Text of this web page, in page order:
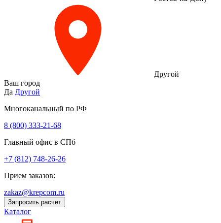
Другой
Ваш город
Да Другой
Многоканальный по РФ
8 (800) 333‑21-68
Главный офис в СПб
+7 (812) 748-26-26
Прием заказов:
zakaz@krepcom.ru
Запросить расчет
Каталог